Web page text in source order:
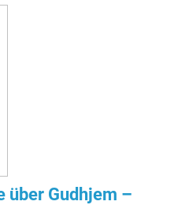
über Gudhjem –